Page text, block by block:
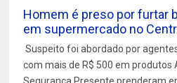
Homem é preso por furtar
em supermercado no
Suspeito foi abordado por
com mais de R$ 500 em produtos